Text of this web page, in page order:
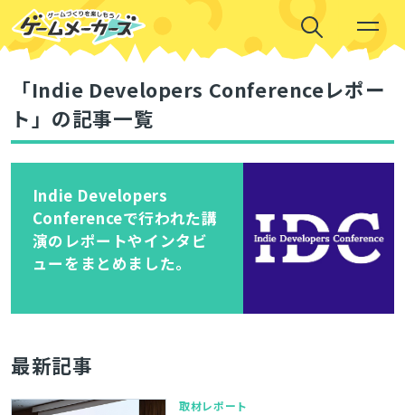
「Indie Developers Conferenceレポー
ト」の記事一覧
Indie Developers
Conferenceで行われた講
演のレポートやインタビ
ューをまとめました。
最新記事
取材レポート